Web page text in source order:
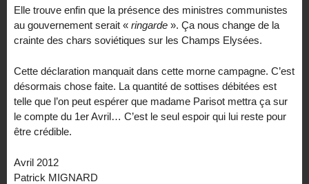
Elle trouve enfin que la présence des ministres communistes
au gouvernement serait « ringarde ». Ça nous change de la
crainte des chars soviétiques sur les Champs Elysées.
Cette déclaration manquait dans cette morne campagne. C’est
désormais chose faite. La quantité de sottises débitées est
telle que l’on peut espérer que madame Parisot mettra ça sur
le compte du 1er Avril… C’est le seul espoir qui lui reste pour
être crédible.
Avril 2012
Patrick MIGNARD